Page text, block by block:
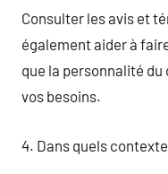
Consulter les avis et
également aider à
que la personnalité
vos besoins.
4. Dans quels